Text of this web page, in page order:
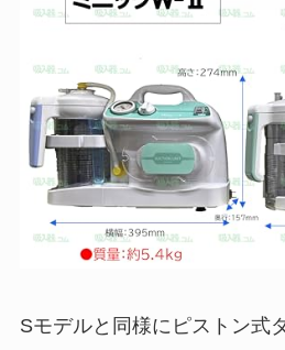
Sモデルと同様にピストン式